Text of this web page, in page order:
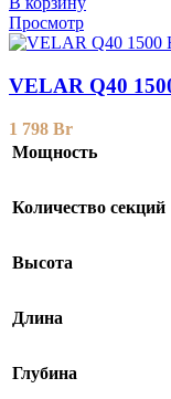
Просмотр
VELAR Q40
1 798 Br
Мощность
Количество секций
Высота
Длина
Глубина